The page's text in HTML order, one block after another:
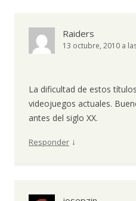
Raiders
13 octubre, 2010 a
La dificultad de estos
videojuegos actuales.
antes del siglo XX.
Responder ↓